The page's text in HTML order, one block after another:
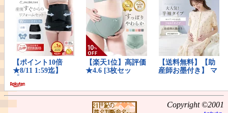
Copyright ©2001